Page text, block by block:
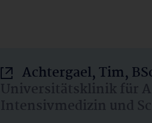
Achtergael, Tim,
Universitätsklinik für
Intensivmedizin und